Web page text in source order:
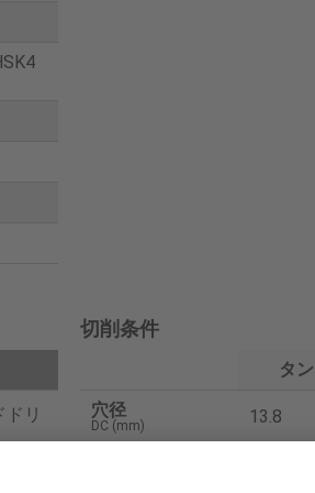
リ
切削条件
タ
穴径
DC (mm) 13.8